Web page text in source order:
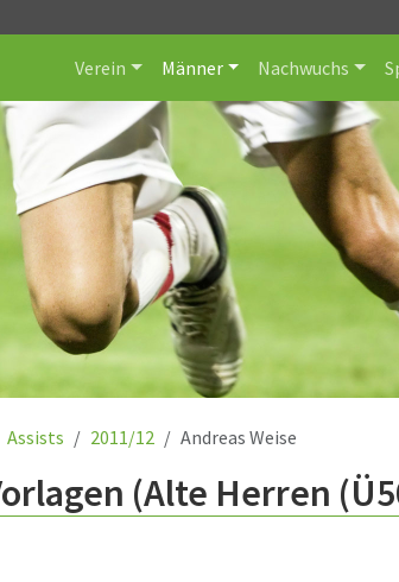
Verein Männer Nachwuchs
Assists 2011/12 Andreas Weise
(Alte Herren